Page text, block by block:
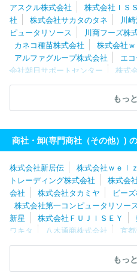
アスクル株式会社 株式会社ＩＳ
社
株式会社サカタのタネ 川
ピュータリソース
川商フーズ株
カネコ種苗株式会社
株式会社
アルファグループ株式会社
エ
会社朝日サポートセンター
株式
式会社マイプレシャス
株式会社
エ
グス株式会社
ド
住商ファーマインターナショ
ック
永浜クロス株式会社 株
もっ
商社・卸(専門商社（その他）)
株式会社新居伝 株式会社ｗｅｌ
トレーディング株式会社
株式会
会社
株式会社タカミヤ ビー
株式会社第一コンピュータリソー
新星
株式会社ＦＵＪＩＳＥＹ
ワキタ
八木通商株式会社 京
株式会社
株式会社シーエスシー
ゼニヤ海洋サービス株式会社
式会社バイオテック
もっ